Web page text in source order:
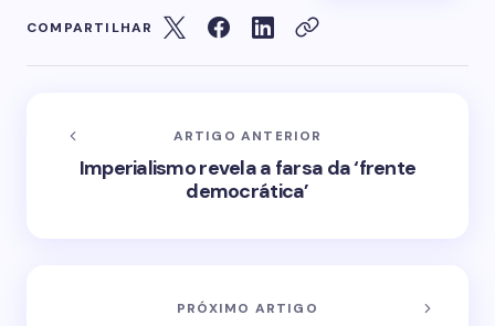
COMPARTILHAR
ARTIGO ANTERIOR
Imperialismo revela a farsa da ‘frente
democrática’
PRÓXIMO ARTIGO